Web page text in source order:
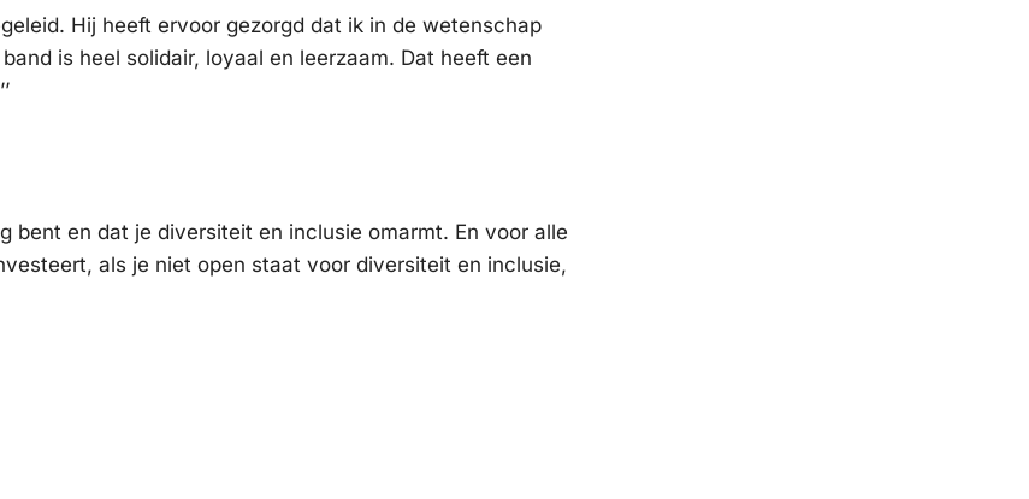
Hij heeft ervoor gezorgd dat ik in de wetenschap
is heel solidair, loyaal en leerzaam. Dat heeft een
bent en dat je diversiteit en inclusie omarmt. En voor alle
als je niet open staat voor diversiteit en inclusie,